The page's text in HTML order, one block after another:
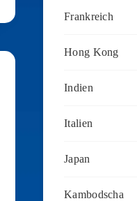
Frankreich
Hong Kong
Indien
Italien
Japan
Kambodscha